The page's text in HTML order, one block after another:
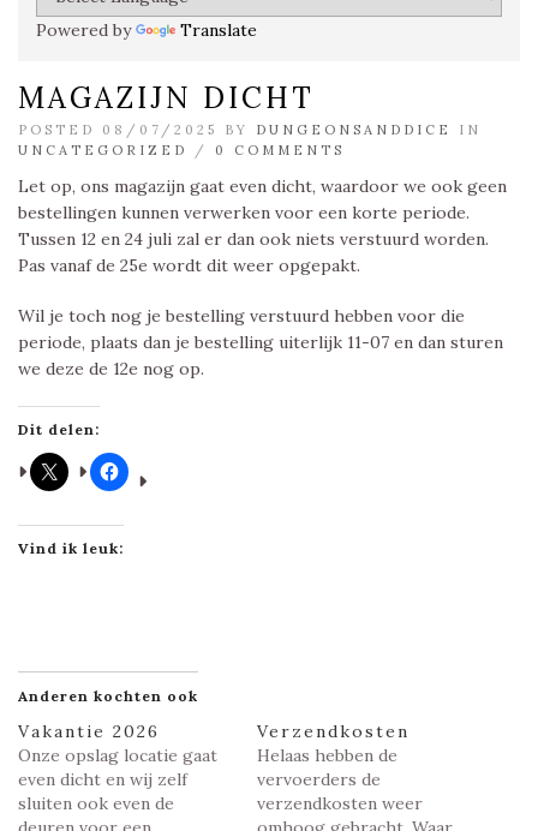
Powered by Translate
MAGAZIJN DICHT
POSTED 08/07/2025 BY DUNGEONSANDDICE
IN
UNCATEGORIZED
/ 0 COMMENTS
Let op, ons magazijn gaat even dicht, waardoor we ook geen
bestellingen kunnen verwerken voor een korte periode.
Tussen 12 en 24 juli zal er dan ook niets verstuurd worden.
Pas vanaf de 25e wordt dit weer opgepakt.
Wil je toch nog je bestelling verstuurd hebben voor die
periode, plaats dan je bestelling uiterlijk 11-07 en dan sturen
we deze de 12e nog op.
Dit delen:
Vind ik leuk:
Anderen kochten ook
Vakantie 2026
Onze opslag locatie gaat
even dicht en wij zelf
sluiten ook even de
Verzendkosten
Helaas hebben de
vervoerders de
verzendkosten weer